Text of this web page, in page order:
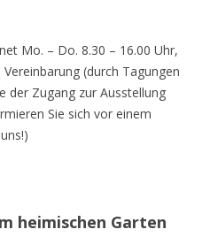
Mo. – Do. 8.30 – 16.00 Uhr,
(durch Tagungen
der Zugang zur Ausstellung
Sie sich vor einem
heimischen Garten